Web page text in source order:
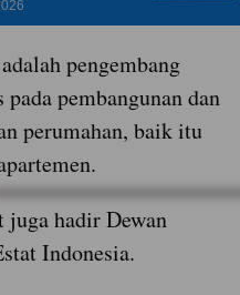
pengembang
pembangunan dan
perumahan, baik itu
juga hadir Dewan
Indonesia.